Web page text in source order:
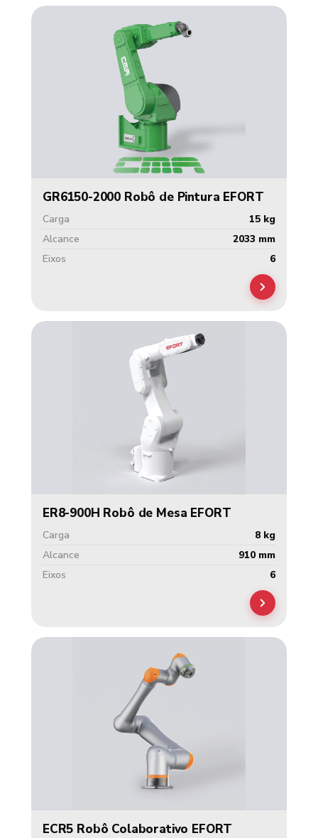
GR6150-2000 Robô de Pintura EFORT
Carga
15 kg
Alcance
2033 mm
Eixos
6
ER8-900H Robô de Mesa EFORT
Carga
8 kg
Alcance
910 mm
Eixos
6
ECR5 Robô Colaborativo EFORT